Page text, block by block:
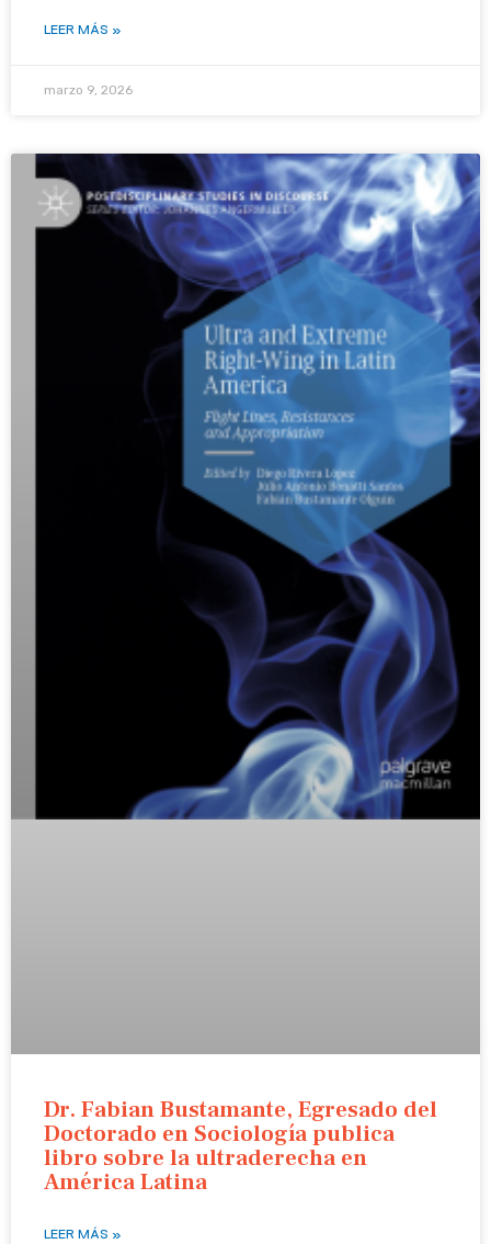
LEER MÁS »
marzo 9, 2026
Dr. Fabian Bustamante, Egresado del
Doctorado en Sociología publica
libro sobre la ultraderecha en
América Latina
LEER MÁS »